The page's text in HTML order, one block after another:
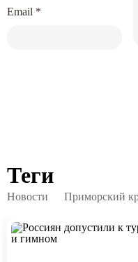
Email *
Теги
Новости Приморский